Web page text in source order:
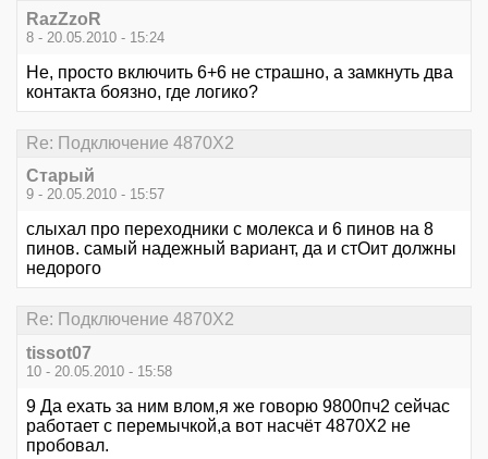
RazZzoR
8 - 20.05.2010 - 15:24
Не, просто включить 6+6 не страшно, а замкнуть два
контакта боязно, где логико?
Re: Подключение 4870Х2
Старый
9 - 20.05.2010 - 15:57
слыхал про переходники с молекса и 6 пинов на 8
пинов. самый надежный вариант, да и стОит должны
недорого
Re: Подключение 4870Х2
tissot07
10 - 20.05.2010 - 15:58
9 Да ехать за ним влом,я же говорю 9800пч2 сейчас
работает с перемычкой,а вот насчёт 4870Х2 не
пробовал.